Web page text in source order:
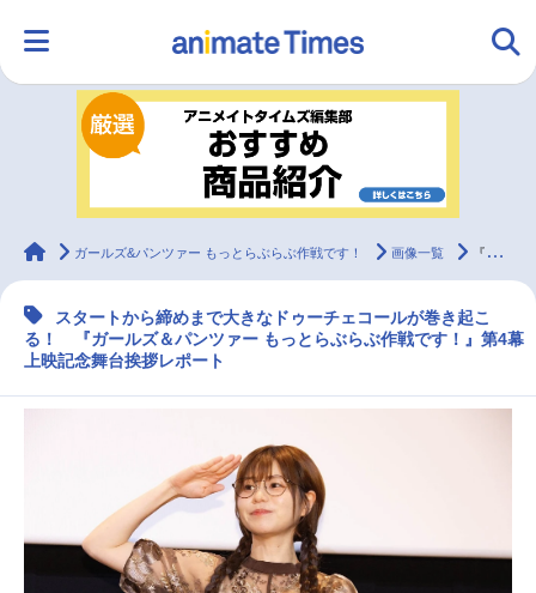
ランキング アニメ
ラジオ 映画
マンガ・ラノベ ゲーム・アプリ 音楽 コスプレ
アニメ記事一覧 声優記事一覧
アニメ映画一覧 実写化映画一覧
animateTimes
ガールズ&パンツァー もっとらぶらぶ作戦です！ 画像一覧 『ガールズ＆パンツァー もっとらぶらぶ作戦です！』第4幕上映記念舞台挨拶レポート
スタートから締めまで大きなドゥーチェコールが巻き起こ
る！ 『ガールズ＆パンツァー もっとらぶらぶ作戦です！』第4幕
上映記念舞台挨拶レポート